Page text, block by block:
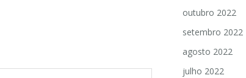
outubro 2022
setembro 2022
agosto 2022
julho 2022